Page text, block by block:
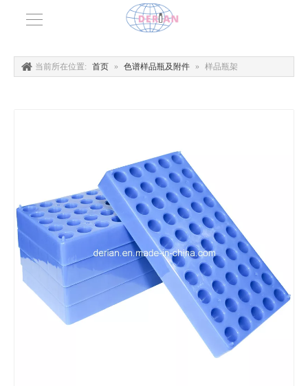
当前所在位置: 首页 » 色谱样品瓶及附件 » 样品瓶架